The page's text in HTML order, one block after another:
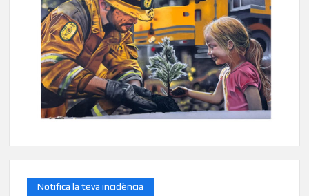
Notifica la teva incidència